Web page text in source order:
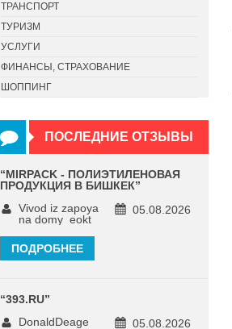
ТРАНСПОРТ
ТУРИЗМ
УСЛУГИ
ФИНАНСЫ, СТРАХОВАНИЕ
ШОППИНГ
ПОСЛЕДНИЕ ОТЗЫВЫ
“MIRPACK - ПОЛИЭТИЛЕНОВАЯ
ПРОДУКЦИЯ В БИШКЕК”
05.08.2026
Vivod iz zapoya
na domy_eokt
ПОДРОБНЕЕ
“393.RU”
05.08.2026
DonaldDeage